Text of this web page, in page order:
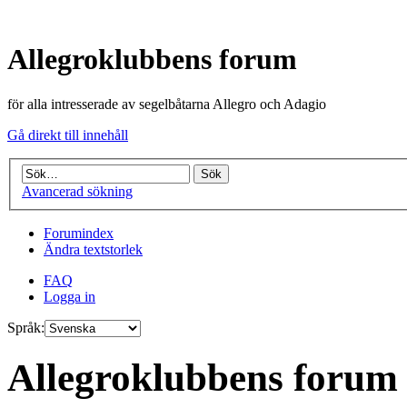
Allegroklubbens forum
för alla intresserade av segelbåtarna Allegro och Adagio
Gå direkt till innehåll
Avancerad sökning
Forumindex
Ändra textstorlek
FAQ
Logga in
Språk:
Allegroklubbens